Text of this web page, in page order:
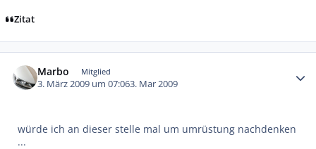
Zitat
Marbo Mitglied
3. März 2009 um 07:063. Mar 2009
würde ich an dieser stelle mal um umrüstung nachdenken
...